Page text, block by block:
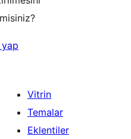
Vitrin
Temalar
Eklentiler